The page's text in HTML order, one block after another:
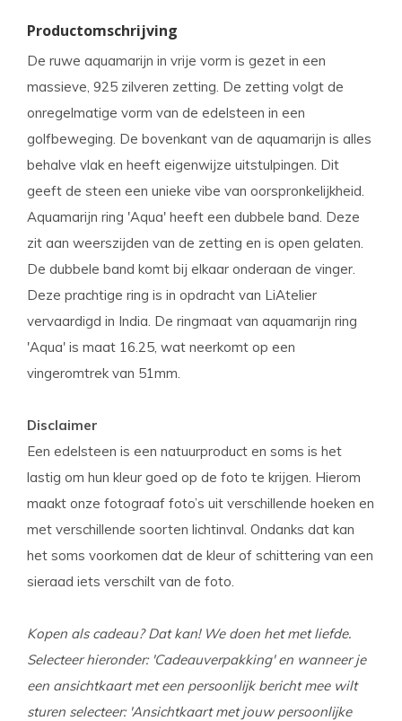
Productomschrijving
De ruwe aquamarijn in vrije vorm is gezet in een
massieve, 925 zilveren zetting. De zetting volgt de
onregelmatige vorm van de edelsteen in een
golfbeweging. De bovenkant van de aquamarijn is alles
behalve vlak en heeft eigenwijze uitstulpingen. Dit
geeft de steen een unieke vibe van oorspronkelijkheid.
Aquamarijn ring 'Aqua' heeft een dubbele band. Deze
zit aan weerszijden van de zetting en is open gelaten.
De dubbele band komt bij elkaar onderaan de vinger.
Deze prachtige ring is in opdracht van LiAtelier
vervaardigd in India. De ringmaat van aquamarijn ring
'Aqua' is maat 16.25, wat neerkomt op een
vingeromtrek van 51mm.
Disclaimer
Een edelsteen is een natuurproduct en soms is het
lastig om hun kleur goed op de foto te krijgen. Hierom
maakt onze fotograaf foto’s uit verschillende hoeken en
met verschillende soorten lichtinval. Ondanks dat kan
het soms voorkomen dat de kleur of schittering van een
sieraad iets verschilt van de foto.
Kopen als cadeau? Dat kan! We doen het met liefde.
Selecteer hieronder: 'Cadeauverpakking' en wanneer je
een ansichtkaart met een persoonlijk bericht mee wilt
sturen selecteer: 'Ansichtkaart met jouw persoonlijke